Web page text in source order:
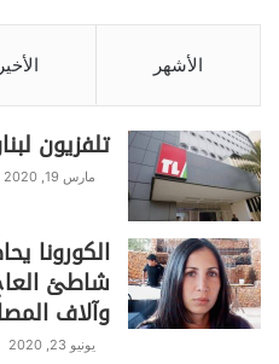
الأشهر
تلفزيون
مارس 19, 2020
الكورونا
شاطئ
وآلاف
يونيو 23, 2020